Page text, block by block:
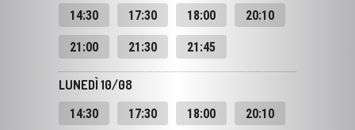
21:00 21:30 21:45
LUNEDÌ 10/08
14:30 17:30 18:00 20:10
21:00 21:30 21:45